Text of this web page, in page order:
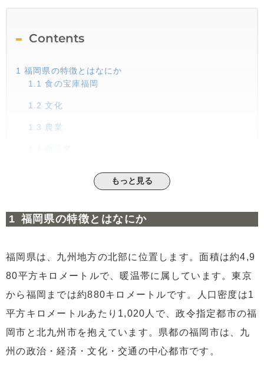
Contents
1 福岡県の特徴とはなにか
1.1 食の宝庫福岡
1.2 文化
1.3 農業
福岡市の魅力はなにか
2.3待機児童が少ない
2.5子育て支援が充実している
2.6移動にかかる時間を最小限に抑えられる
3久留米市はどんな市か知ろう
3.1治安
3.2交通利便性
もっと見る
福岡県の特徴とはなにか
福岡県は、九州地方の北部に位置します。面積は約4,9
80平方キロメートルで、暖温帯に属しています。東京
から福岡までは約880キロメートルです。人口密度は1
平方キロメートルあたり1,020人で、政令指定都市の福
岡市と北九州市を抱えています。県都の福岡市は、九
州の政治・経済・文化・交通の中心都市です。